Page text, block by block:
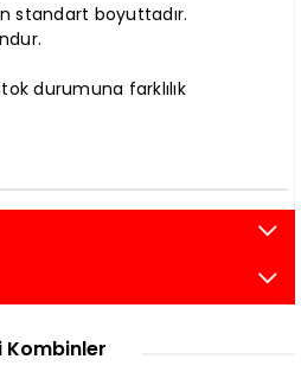
standart boyuttadır.
durumuna farklılık
Kombinler